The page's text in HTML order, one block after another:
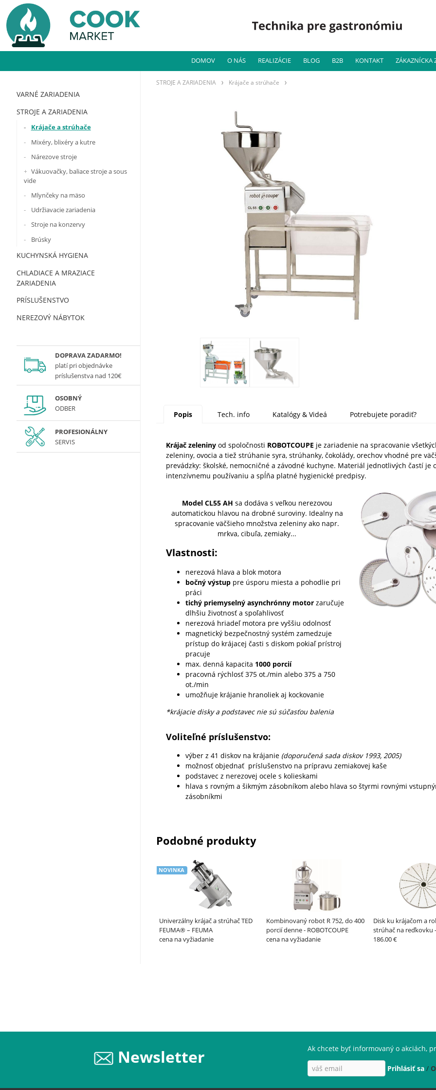
DOMOV O NÁS REALIZÁCIE BLOG B2B KONTAKT ZÁKAZNÍCKA
VARNÉ ZARIADENIA
STROJE A ZARIADENIA
Krájače a strúhače
Mixéry, blixéry a kutre
Nárezove stroje
Vákuovačky, baliace stroje a sous
vide
Mlynčeky na mäso
Udržiavacie zariadenia
Stroje na konzervy
Brúsky
KUCHYNSKÁ HYGIENA
CHLADIACE A MRAZIACE
ZARIADENIA
PRÍSLUŠENSTVO
NEREZOVÝ NÁBYTOK
DOPRAVA ZADARMO!
platípri objednávke
príslušenstva nad 120€
OSOBNÝ
ODBER
PROFESIONÁLNY
SERVIS
STROJE A ZARIADENIA Krájače a strúhače
Popis Tech. info Katalógy & Videá Potrebujete poradiť?
Krájač zeleniny od spoločnosti ROBOTCOUPE je zariadenie na spracovanie
zeleniny, ovocia a tiež strúhanie syra, strúhanky, čokolády, orechov vhodné pre
prevádzky: školské, nemocničné a závodné kuchyne. Materiál jednotlivých častí je
intenzívnemu používaniu a spĺňa platné hygienické predpisy.
Model CL55 AH sa dodáva s veľkou nerezovou
automatickou hlavou na drobné suroviny. Idealny na
spracovanie väčšieho množstva zeleniny ako napr.
mrkva, cibuľa, zemiaky...
Vlastnosti:
nerezová hlava a blok motora
bočný výstuppre úsporu miesta a pohodlie pri
práci
tichý priemyselný asynchrónny motorzaručuje
dlhšiu životnosť a spoľahlivosť
nerezová hriadeľ motora pre vyššiu odolnosť
magnetický bezpečnostný systém zamedzuje
prístup do krájacej časti s diskom pokiaľ prístroj
pracuje
max. denná kapacita 1000 porcií
pracovná rýchlosť 375 ot./min alebo 375 a 750
ot./min
umožňuje krájanie hranoliek aj kockovanie
*krájacie disky a podstavec nie sú súčasťou balenia
Voliteľné príslušenstvo:
výber z 41 diskov na krájanie (doporučená sada diskov 1993, 2005)
možnosť objednať príslušenstvo na prípravu zemiakovej kaše
podstavec z nerezovej ocele s kolieskami
hlava s rovným a šikmým zásobníkom alebo hlava so štyrmi rovnými
zásobníkmi
Podobné produkty
Univerzálny krájač a strúhač TED
FEUMA® – FEUMA
NOVINKA
cena na vyžiadanie
Kombinovaný robot R 752, do 400
porcií denne - ROBOTCOUPE
cena na vyžiadanie
Disk ku krájačom a
strúhač na reďkovku -
ROBOTCOUPE
186.00 €
Newsletter Ak chcete byť informovaný o akciách,
Prihlásiť sa /